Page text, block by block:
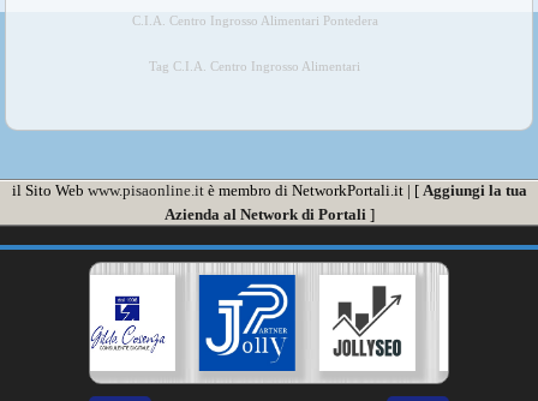
C.I.A. Centro Ingrosso Alimentari Pontedera
Tag C.I.A. Centro Ingrosso Alimentari
il Sito Web www.pisaonline.itè membro di NetworkPortali.it | [ Aggiungi la tua
Azienda al Network di Portali ]